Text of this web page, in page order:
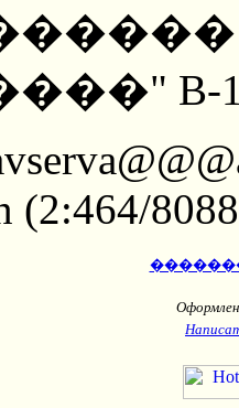
B-1
(2:464/